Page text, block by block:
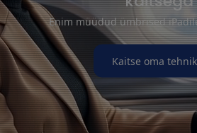
Enim müüdud ümbrised
Kaitse oma